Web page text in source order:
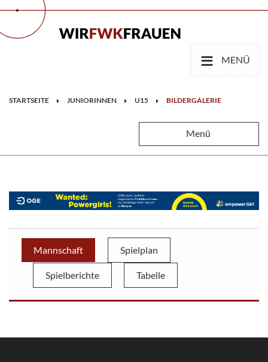
≡ MENÜ
STARTSEITE JUNIORINNEN U15 BILDERGALERIE
Menü
Mannschaft Spielplan
Spielberichte Tabelle